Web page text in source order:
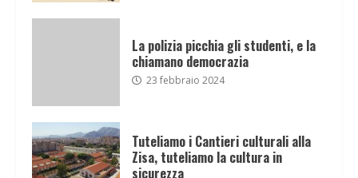
La polizia picchia gli studenti, e la
chiamano democrazia
23 febbraio 2024
Tuteliamo i Cantieri culturali alla
Zisa, tuteliamo la cultura in
sicurezza